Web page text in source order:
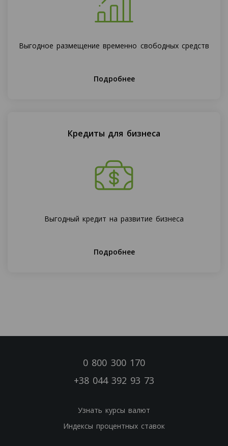
Выгодное размещение временно свободных средств
Подробнее
Кредиты для бизнеса
Выгодный кредит на развитие бизнеса
Подробнее
0 800 300 170
+38 044 392 93 73
Узнать курсы валют
Индексы процентных ставок